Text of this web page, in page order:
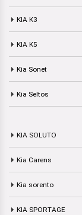
KIA K3
KIA K5
Kia Sonet
Kia Seltos
KIA SOLUTO
Kia Carens
Kia sorento
KIA SPORTAGE